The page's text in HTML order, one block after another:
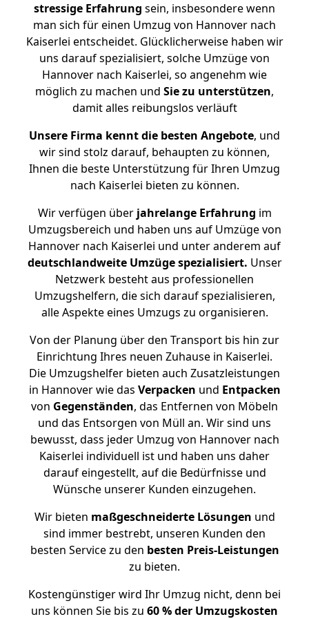
stressige Erfahrung sein, insbesondere wenn
man sich für einen Umzug von Hannover nach
Kaiserlei entscheidet. Glücklicherweise haben wir
uns darauf spezialisiert, solche Umzüge von
Hannover nach Kaiserlei, so angenehm wie
möglich zu machen und Sie zu unterstützen,
damit alles reibungslos verläuft
Unsere Firma kennt die besten Angebote, und
wir sind stolz darauf, behaupten zu können,
Ihnen die beste Unterstützung für Ihren Umzug
nach Kaiserlei bieten zu können.
Wir verfügen überjahrelange Erfahrung im
Umzugsbereich und haben uns auf Umzüge von
Hannover nach Kaiserlei und unter anderem auf
deutschlandweite Umzüge spezialisiert. Unser
Netzwerk besteht aus professionellen
Umzugshelfern, die sich darauf spezialisieren,
alle Aspekte eines Umzugs zu organisieren.
Von der Planung über den Transport bis hin zur
Einrichtung Ihres neuen Zuhause in Kaiserlei.
Die Umzugshelfer bieten auch Zusatzleistungen
in Hannover wie das Verpacken und Entpacken
von Gegenständen, das Entfernen von Möbeln
und das Entsorgen von Müll an. Wir sind uns
bewusst, dass jeder Umzug von Hannover nach
Kaiserlei individuell ist und haben uns daher
darauf eingestellt, auf die Bedürfnisse und
Wünsche unserer Kunden einzugehen.
Wir bieten maßgeschneiderte Lösungen und
sind immer bestrebt, unseren Kunden den
besten Service zu den besten Preis-Leistungen
zu bieten.
Kostengünstiger wird Ihr Umzug nicht, denn bei
uns können Sie bis zu 60 % der Umzugskosten